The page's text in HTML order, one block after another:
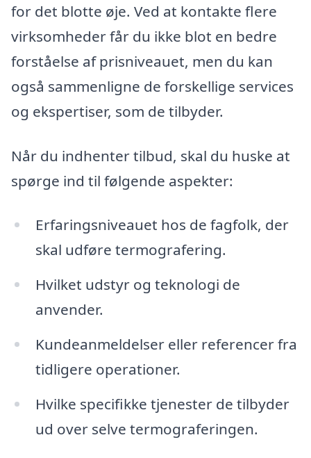
for det blotte øje. Ved at kontakte flere
virksomheder får du ikke blot en bedre
forståelse af prisniveauet, men du kan
også sammenligne de forskellige services
og ekspertiser, som de tilbyder.
Når du indhenter tilbud, skal du huske at
spørge ind til følgende aspekter:
Erfaringsniveauet hos de fagfolk, der
skal udføre termografering.
Hvilket udstyr og teknologi de
anvender.
Kundeanmeldelser eller referencer fra
tidligere operationer.
Hvilke specifikke tjenester de tilbyder
ud over selve termograferingen.